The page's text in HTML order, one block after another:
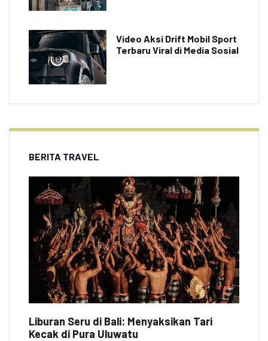
Video Aksi Drift Mobil Sport
Terbaru Viral di Media Sosial
BERITA TRAVEL
Liburan Seru di Bali: Menyaksikan Tari
Kecak di Pura Uluwatu